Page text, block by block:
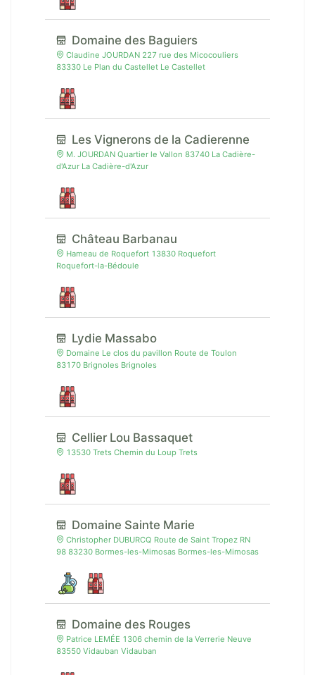
Domaine des Baguiers
Claudine JOURDAN 227 rue des Micocouliers
83330 Le Plan du Castellet Le Castellet
Les Vignerons de la Cadierenne
M. JOURDAN Quartier le Vallon 83740 La Cadière-
d'Azur La Cadière-d'Azur
Château Barbanau
Hameau de Roquefort 13830 Roquefort
Roquefort-la-Bédoule
Lydie Massabo
Domaine Le clos du pavillon Route de Toulon
83170 Brignoles Brignoles
Cellier Lou Bassaquet
13530 Trets Chemin du Loup Trets
Domaine Sainte Marie
Christopher DUBURCQ Route de Saint Tropez RN
98 83230 Bormes-les-Mimosas Bormes-les-Mimosas
Domaine des Rouges
Patrice LEMÉE 1306 chemin de la Verrerie Neuve
83550 Vidauban Vidauban